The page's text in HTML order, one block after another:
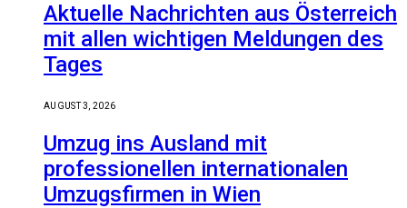
Aktuelle Nachrichten aus Österreich
mit allen wichtigen Meldungen des
Tages
AUGUST 3, 2026
Umzug ins Ausland mit
professionellen internationalen
Umzugsfirmen in Wien